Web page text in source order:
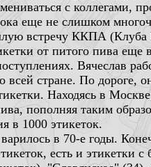
с коллегами,
еще не слишком
встречу ККПА
от питого пива
Вячеслав
стране. По дороге,
Находясь в
пополняя таким
в 1000 этикеток.
в 70-е годы.
есть и этикетки